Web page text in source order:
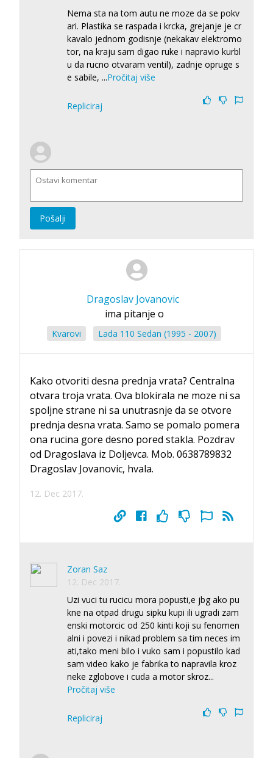
Nema sta na tom autu ne moze da se pokv
ari. Plastika se raspada i krcka, grejanje je cr
kavalo jednom godisnje (nekakav elektromo
tor, na kraju sam digao ruke i napravio kurbl
u da rucno otvaram ventil), zadnje opruge s
e sabile, ...Pročitaj više
Repliciraj
Pošalji
Dragoslav Jovanovic
ima pitanje o
Kvarovi Lada 110 Sedan (1995 - 2007)
Kako otvoriti desna prednja vrata? Centralna
otvara troja vrata. Ova blokirala ne moze ni sa
spoljne strane ni sa unutrasnje da se otvore
prednja desna vrata. Samo se pomalo pomera
ona rucina gore desno pored stakla. Pozdrav
od Dragoslava iz Doljevca. Mob. 0638789832
Dragoslav Jovanovic, hvala.
12. Dec 2017.
Zoran Saz
12. Dec 2017.
Uzi vuci tu rucicu mora popusti,e jbg ako pu
kne na otpad drugu sipku kupi ili ugradi zam
enski motorcic od 250 kinti koji su fenomen
alni i povezi i nikad problem sa tim neces im
ati,tako meni bilo i vuko sam i popustilo kad
sam video kako je fabrika to napravila kroz
neke zglobove i cuda a motor skroz...
Pročitaj više
Repliciraj